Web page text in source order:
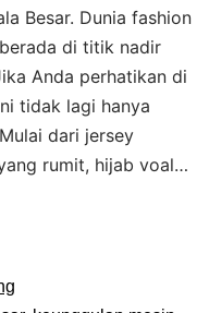
Besar. Dunia fashion
di titik nadir
Anda perhatikan di
tidak lagi hanya
dari jersey
rumit, hijab voal…